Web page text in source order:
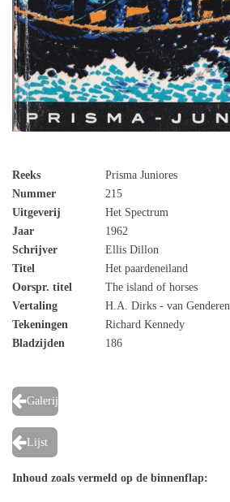
Reeks
Prisma Juniores
Nummer
215
Uitgeverij
Het Spectrum
Jaar
1962
Schrijver
Ellis Dillon
Titel
Het paardeneiland
Oorspr. titel
The island of horses
Vertaling
H.A. Dirks - van Genderen
Tekeningen
Richard Kennedy
Bladzijden
186
Galerij
Lijst
Inhoud zoals vermeld op de binnenflap: